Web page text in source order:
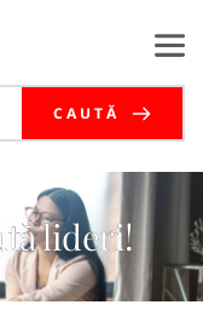
CAUTĂ
lideri!